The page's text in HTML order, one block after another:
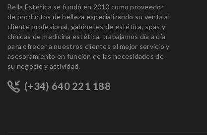
Bella Estética se fundó en 2010 como proveedor
de productos de belleza especializando su venta al
cliente profesional, gabinetes de estética, spas y
clínicas de medicina estética, trabajamos día a día
para ofrecer a nuestros clientes el mejor servicio y
asesoramiento en función de las necesidades de
su negocio y actividad.
(+34) 640 221 188